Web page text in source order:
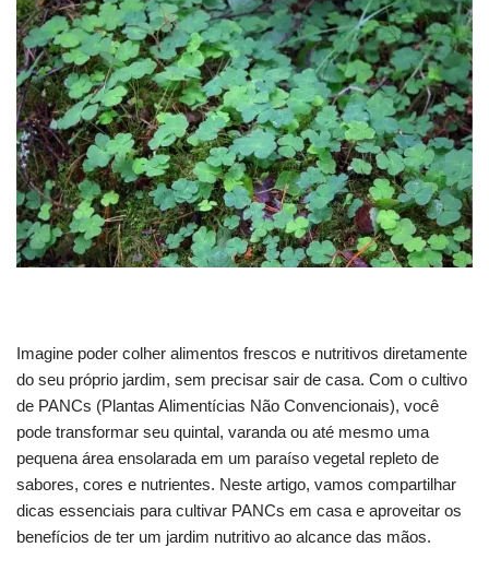
Imagine poder colher alimentos frescos e nutritivos diretamente
do seu próprio jardim, sem precisar sair de casa. Com o cultivo
de PANCs (Plantas Alimentícias Não Convencionais), você
pode transformar seu quintal, varanda ou até mesmo uma
pequena área ensolarada em um paraíso vegetal repleto de
sabores, cores e nutrientes. Neste artigo, vamos compartilhar
dicas essenciais para cultivar PANCs em casa e aproveitar os
benefícios de ter um jardim nutritivo ao alcance das mãos.